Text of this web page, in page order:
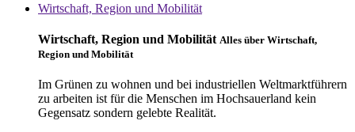
Wirtschaft, Region und Mobilität
Wirtschaft, Region und Mobilität Alles über Wirtschaft,
Region und Mobilität
Im Grünen zu wohnen und bei industriellen Weltmarktführern
zu arbeiten ist für die Menschen im Hochsauerland kein
Gegensatz sondern gelebte Realität.